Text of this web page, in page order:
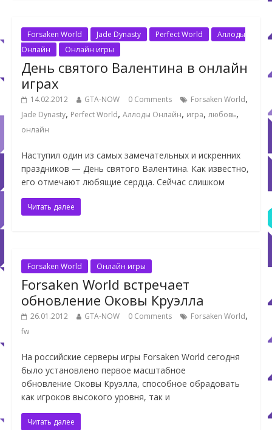
Forsaken World Jade Dynasty Perfect World
Аллоды
Онлайн
Онлайн игры
День святого Валентина в онлайн
играх
14.02.2012 GTA-NOW 0 Comments Forsaken World,
Jade Dynasty, Perfect World, Аллоды Онлайн, игра, любовь,
онлайн
Наступил один из самых замечательных и искренних
праздников — День святого Валентина. Как известно,
его отмечают любящие сердца. Сейчас слишком
Читать далее
Forsaken World Онлайн игры
Forsaken World встречает
обновление Оковы Круэлла
26.01.2012 GTA-NOW 0 Comments Forsaken World,
fw
На российские серверы игры Forsaken World сегодня
было установлено первое масштабное
обновление Оковы Круэлла, способное обрадовать
как игроков высокого уровня, так и
Читать далее